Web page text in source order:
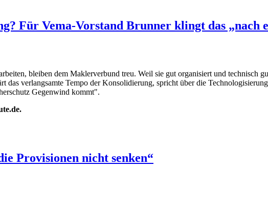
Für Vema-Vorstand Brunner klingt das „nach
bleiben dem Maklerverbund treu. Weil sie gut organisiert und technisch
das verlangsamte Tempo der Konsolidierung, spricht über die
Gegenwind kommt".
Provisionen nicht senken“